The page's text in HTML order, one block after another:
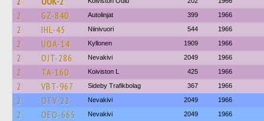
2 GZ-840 Autolinjat 399 1966
2 IHL-45 Niinivuori 544 1966
2 UOA-14 Kyllonen 1909 1966
2 OJT-286 Nevakivi 2049 1966
2 TA-160 Koiviston L 425 1966
2 VBT-967 Sideby Trafikbolag 367 1966
2 OTV-22 Nevakivi 2049 1966
2 OEO-665 Nevakivi 2049 1966